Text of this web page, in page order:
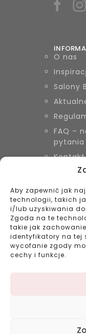
Aby zapewnić jak
technologii, takich
i/lub uzyskiwania
Zgoda na te
takie jak
identyfikatory na tej
wycofanie zgody
cechy i funkcje.
O nas
Salony
FAQ –
pytania
Kontakt
KONTAKT
799
43 695